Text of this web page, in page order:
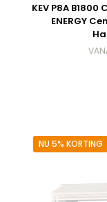
KEV P8A
ENERGY
NU 5% KORTING